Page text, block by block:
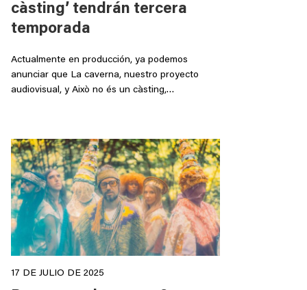
càsting’ tendrán tercera
temporada
Actualmente en producción, ya podemos
anunciar que La caverna, nuestro proyecto
audiovisual, y Això no és un càsting,…
17 DE JULIO DE 2025